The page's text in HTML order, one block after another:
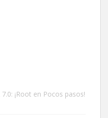
¡Root en Pocos pasos!